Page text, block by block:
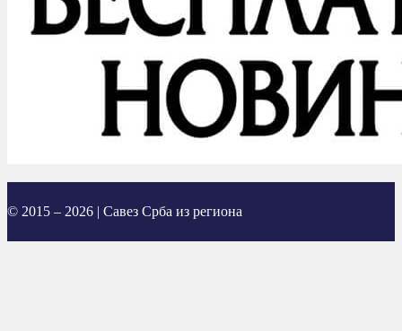
© 2015 – 2026 | Савез Срба из региона